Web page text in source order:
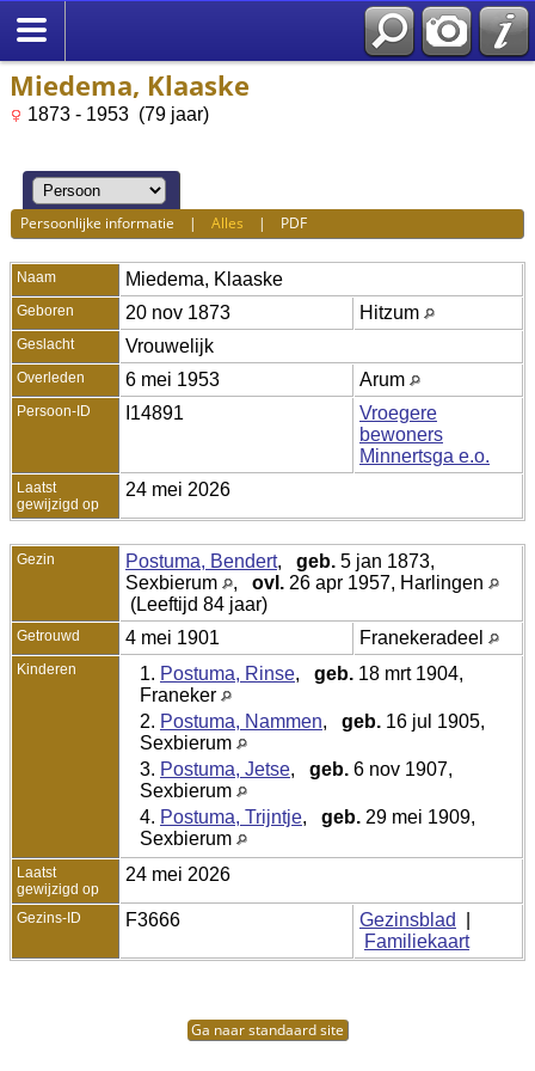
Miedema, Klaaske
1873 - 1953 (79 jaar)
Persoonlijke informatie |Alles | PDF
Naam Miedema, Klaaske
Geboren 20 nov 1873 Hitzum
Geslacht Vrouwelijk
Overleden 6 mei 1953 Arum
Persoon-ID I14891
Vroegere
bewoners
Minnertsga e.o.
Laatst
gewijzigd op
24 mei 2026
Gezin Postuma, Bendert, geb. 5 jan 1873,
Sexbierum
, ovl. 26 apr 1957, Harlingen
(Leeftijd 84 jaar)
Getrouwd 4 mei 1901 Franekeradeel
Kinderen 1. Postuma, Rinse, geb. 18 mrt 1904,
Franeker
2. Postuma, Nammen, geb. 16 jul 1905,
Sexbierum
3. Postuma, Jetse, geb. 6 nov 1907,
Sexbierum
4. Postuma, Trijntje, geb. 29 mei 1909,
Sexbierum
Laatst
gewijzigd op
24 mei 2026
Gezins-ID F3666 Gezinsblad
Familiekaart
Ga naar standaard site